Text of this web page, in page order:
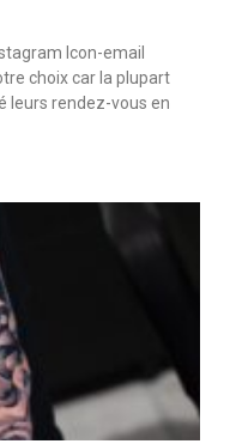
Icon-email
choix car la plupart
leurs rendez-vous en